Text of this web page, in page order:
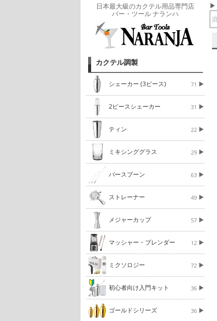
日本最大級のカクテル用品専門店
バー・ツール ナランハ
カクテル調製
シェーカー (3ピース) 71
2ピースシェーカー 31
ティン 22
ミキシンググラス 29
バースプーン 63
ストレーナー 49
メジャーカップ 57
マッシャー・ブレンダー 12
ミクソロジー 72
初心者向け入門キット 36
ゴールドシリーズ 36